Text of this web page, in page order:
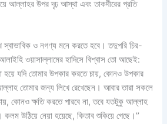
আল্লাহর উপর দৃঢ় আস্থা এবং তাকদীরের প্রতি
ও নগণ্য মনে করতে হবে। তদুপরি চির-
ওয়াসাল্লামের হাদিসে বিশ্বাস তো আছেই:
হয়ে যদি তোমার উপকার করতে চায়, কোনও উপকার
তোমার জন্য লিখে রেখেছেন। আবার তারা সকলে
কোনও ক্ষতি করতে পারবে না, তবে যতটুকু আল্লাহ
উঠিয়ে নেয়া হয়েছে, কিতাব শুকিয়ে গেছে।’’